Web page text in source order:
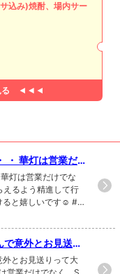
込み)焼酎、場内サー
・ 華灯は営業だ
せてもらえるよ
ェックして頂け
バクラ #華灯 #ti
灯は営業だけでな
えるよう精進して行
ると嬉しいです☺️ #
いいね！もお願い
意外とお見送り
・ 華灯は営業だ
とお見送りって大